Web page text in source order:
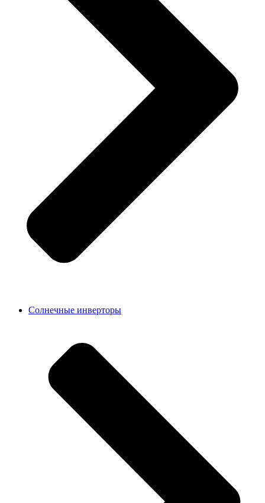
Солнечные инверторы